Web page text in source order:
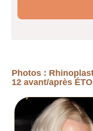
Photos :
12 avant/après